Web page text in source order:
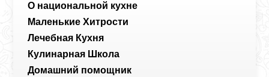
О национальной кухне
Маленькие Хитрости
Лечебная Кухня
Кулинарная Школа
Домашний помощник